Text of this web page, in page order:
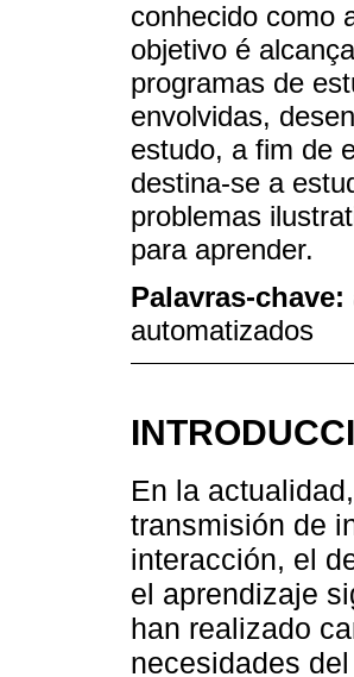
conhecido como
objetivo é
programas de
envolvidas,
estudo, a fim de
destina-se a
problemas
para aprender.
Palavras-chave:
automatizados
En la
transmisión de
interacción, el
el aprendizaje
han realizado
necesidades